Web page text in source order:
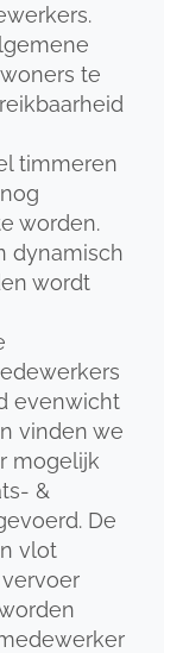
te
timmeren
worden.
dynamisch
wordt
evenwicht
vinden we
mogelijk
&
De
vlot